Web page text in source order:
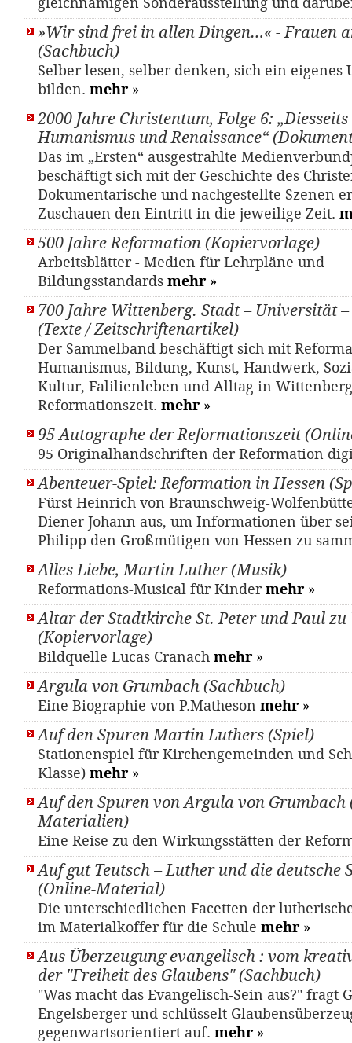
»Wir sind frei in allen Dingen…« - Frauen
(Sachbuch)
Selber lesen, selber denken, sich ein eigenes
bilden. mehr »
2000 Jahre Christentum, Folge 6:
Humanismus und Renaissance“
Das im „Ersten“ ausgestrahlte
beschäftigt sich mit der Geschichte des
Dokumentarische und nachgestellte Szenen
Zuschauen den Eintritt in die jeweilige Zeit.
500 Jahre Reformation (Kopiervorlage)
Arbeitsblätter - Medien für Lehrpläne und
Bildungsstandards mehr »
700 Jahre Wittenberg. Stadt – Universität
(Texte / Zeitschriftenartikel)
Der Sammelband beschäftigt sich mit
Humanismus, Bildung, Kunst, Handwerk,
Kultur, Falilienleben und Alltag in
Reformationszeit. mehr »
95 Autographe der Reformationszeit
95 Originalhandschriften der Reformation
Abenteuer-Spiel: Reformation in Hessen
Fürst Heinrich von Braunschweig-
Diener Johann aus, um Informationen über
Philipp den Großmütigen von Hessen zu
Alles Liebe, Martin Luther (Musik)
Reformations-Musical für Kindermehr »
Altar der Stadtkirche St. Peter und Paul
(Kopiervorlage)
Bildquelle Lucas Cranach mehr »
Argula von Grumbach (Sachbuch)
Eine Biographie von P.Matheson mehr »
Auf den Spuren Martin Luthers (Spiel)
Stationenspiel für Kirchengemeinden und
Klasse) mehr »
Auf den Spuren von Argula von Grumbach
Materialien)
Eine Reise zu den Wirkungsstätten der
Auf gut Teutsch – Luther und die deutsche
(Online-Material)
Die unterschiedlichen Facetten der
im Materialkoffer für die Schule mehr »
Aus Überzeugung evangelisch : vom
der "Freiheit des Glaubens" (Sachbuch)
"Was macht das Evangelisch-Sein aus?" fragt
Engelsberger und schlüsselt
gegenwartsorientiert auf. mehr »